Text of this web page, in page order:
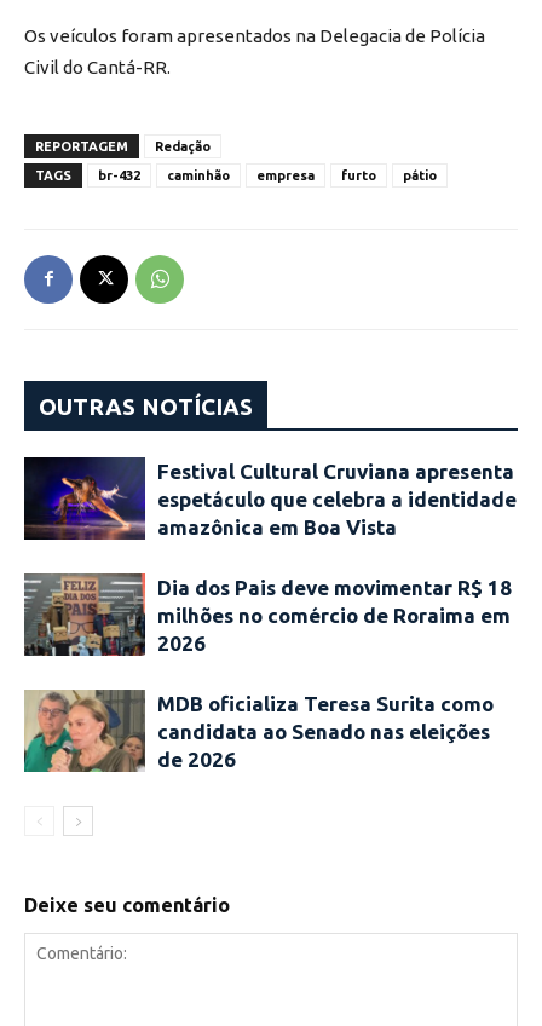
Os veículos foram apresentados na Delegacia de Polícia
Civil do Cantá-RR.
REPORTAGEM
Redação
TAGS
br-432 caminhão empresa furto pátio
OUTRAS NOTÍCIAS
Festival Cultural Cruviana apresenta
espetáculo que celebra a identidade
amazônica em Boa Vista
Dia dos Pais deve movimentar R$ 18
milhões no comércio de Roraima em
2026
MDB oficializa Teresa Surita como
candidata ao Senado nas eleições
de 2026
Deixe seu comentário